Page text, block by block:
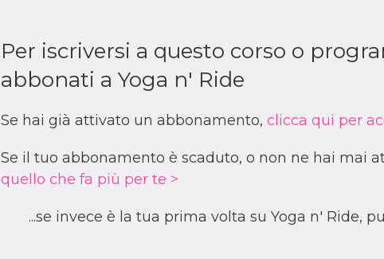
Per iscriversi a questo corso o
abbonati a Yoga n' Ride
Se hai già attivato un abbonamento, clicca qui per
Se il tuo abbonamento è scaduto, o non ne hai mai
quello che fa più per te >
...se invece è la tua prima volta su Yoga n' Ride,